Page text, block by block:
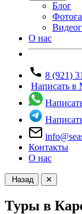
Блог
О нас
8 (921)
Написать в
Контакты
О нас
Назад ✕
Туры в